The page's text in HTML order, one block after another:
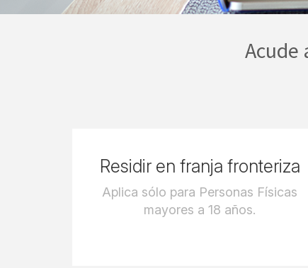
Acude
Residir en franja fronteriza
Aplica sólo para Personas Físicas
mayores a 18 años.